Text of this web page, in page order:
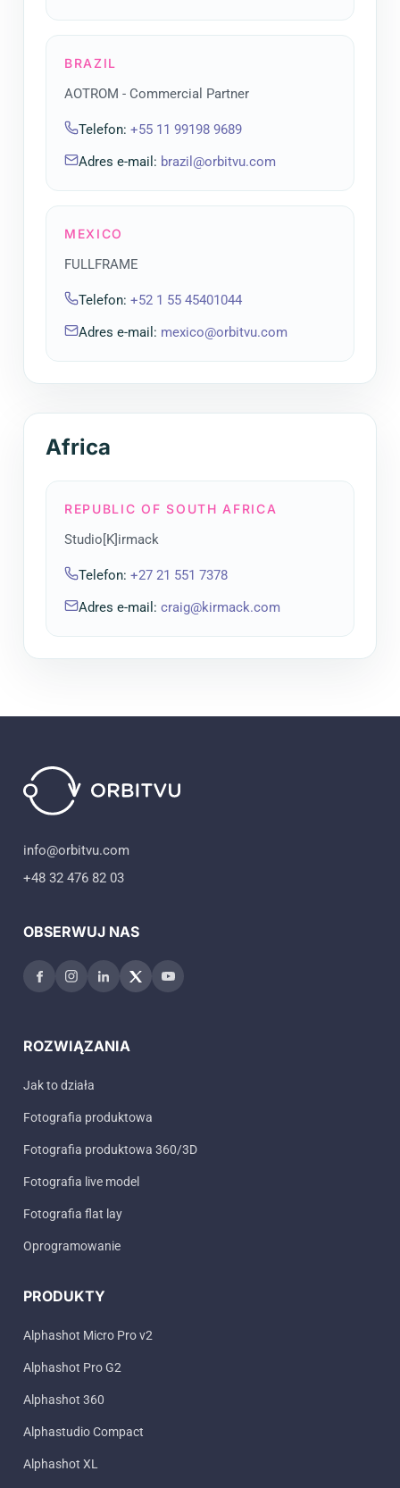
BRAZIL
AOTROM - Commercial Partner
Telefon: +55 11 99198 9689
Adres e-mail : brazil@orbitvu.com
MEXICO
FULLFRAME
Telefon: +52 1 55 45401044
Adres e-mail : mexico@orbitvu.com
Africa
REPUBLIC OF SOUTH AFRICA
Studio[K]irmack
Telefon: +27 21 551 7378
Adres e-mail : craig@kirmack.com
info@orbitvu.com
+48 32 476 82 03
OBSERWUJ NAS
ROZWIĄZANIA
Jak to działa
Fotografia produktowa
Fotografia produktowa 360/3D
Fotografia live model
Fotografia flat lay
Oprogramowanie
PRODUKTY
Alphashot Micro Pro v2
Alphashot Pro G2
Alphashot 360
Alphastudio Compact
Alphashot XL